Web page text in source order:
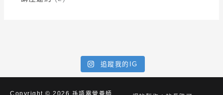
追蹤我的IG
Copyright © 2026 孫語霙營養師